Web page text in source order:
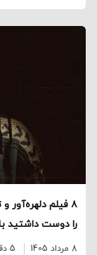
۸ فیلم
را دوست داشتید
8 مرداد 1405 5 دقیقه